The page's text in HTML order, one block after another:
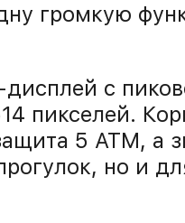
громкую
с
пикселей.
5 ATM, а
но и